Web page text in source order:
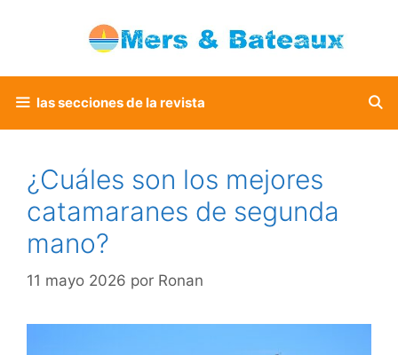
las secciones de la revista
¿Cuáles son los mejores
catamaranes de segunda
mano?
11 mayo 2026 por Ronan